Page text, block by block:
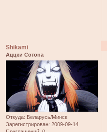
Shikami
Аццки Сотона
Откуда: Беларусь/Минск
Зарегистрирован: 2009-09-14